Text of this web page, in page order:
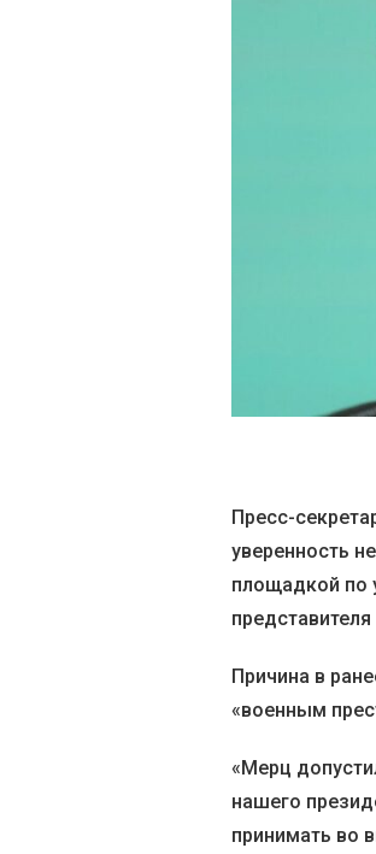
Пресс-
уверенность
площадкой по
Причина в
«военным
«Мерц
нашего
принимать во